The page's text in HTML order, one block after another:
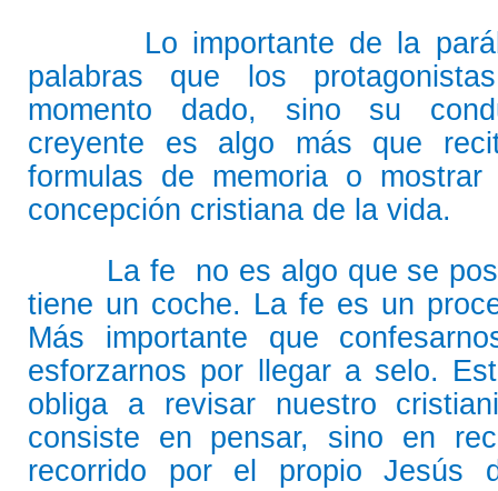
Lo importante de la
palabras que los
momento dado, sino su
creyente es algo más que
formulas de memoria o
concepción cristiana de la vida.
La fe no es algo que se
tiene un coche. La fe es un
Más importante que
esforzarnos por llegar a selo.
obliga a revisar nuestro
consiste en pensar, sino en
recorrido por el propio Jesús